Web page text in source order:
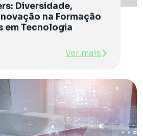
Diversidade,
na Formação
em Tecnologia
Ver mais